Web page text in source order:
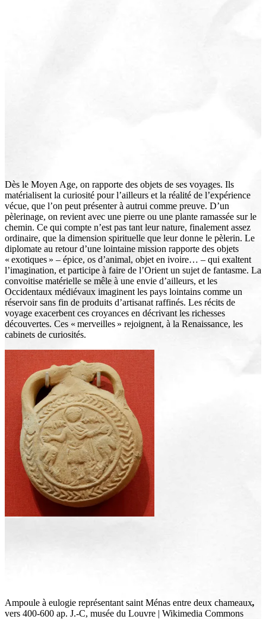
Dès le Moyen Age, on rapporte des objets de ses voyages. Ils
matérialisent la curiosité pour l’ailleurs et la réalité de l’expérience
vécue, que l’on peut présenter à autrui comme preuve. D’un
pèlerinage, on revient avec une pierre ou une plante ramassée sur le
chemin. Ce qui compte n’est pas tant leur nature, finalement assez
ordinaire, que la dimension spirituelle que leur donne le pèlerin. Le
diplomate au retour d’une lointaine mission rapporte des objets
« exotiques » – épice, os d’animal, objet en ivoire… – qui exaltent
l’imagination, et participe à faire de l’Orient un sujet de fantasme. La
convoitise matérielle se mêle à une envie d’ailleurs, et les
Occidentaux médiévaux imaginent les pays lointains comme un
réservoir sans fin de produits d’artisanat raffinés. Les récits de
voyage exacerbent ces croyances en décrivant les richesses
découvertes. Ces « merveilles » rejoignent, à la Renaissance, les
cabinets de curiosités.
Ampoule à eulogie représentant saint Ménas entre deux chameaux,
vers 400-600 ap. J.-C, musée du Louvre | Wikimedia Commons